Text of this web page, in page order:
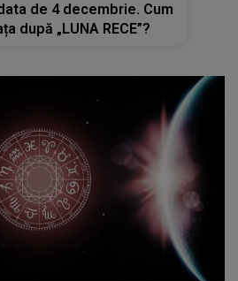
de 4 decembrie. Cum
după „LUNA RECE”?